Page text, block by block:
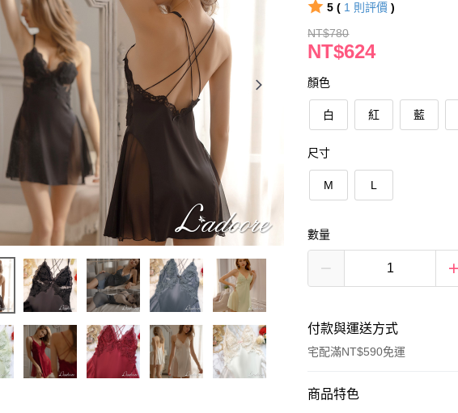
5 ( 1 則評價 )
NT$780
NT$624
顏色
白 紅 藍
尺寸
M L
數量
付款與運送方式
宅配滿NT$590免運
付款方式
商品特色